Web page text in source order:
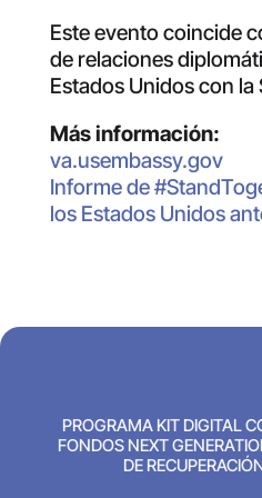
Este evento coincide
de relaciones
Estados Unidos con la
Más información:
va.usembassy.gov
Informe de
los Estados Unidos
PROGRAMA KIT DIGITAL
FONDOS NEXT
DE